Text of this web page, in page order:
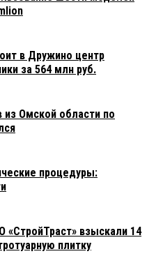
в Дружино центр
за 564 млн руб.
из Омской области по
процедуры:
«СтройТраст» взыскали 14
плитку